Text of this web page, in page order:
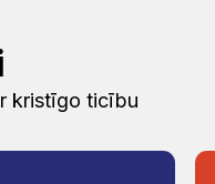
kristīgo ticību